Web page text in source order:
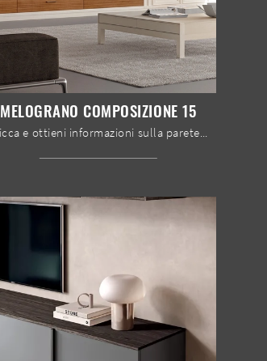
MELOGRANO COMPOSIZIONE 15